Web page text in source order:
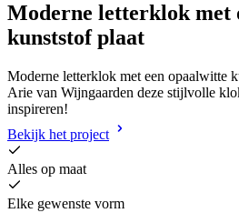
Moderne letterklok met
kunststof plaat
Moderne letterklok met een opaalwitte
Arie van Wijngaarden deze stijlvolle
inspireren!
Bekijk het project
Alles op maat
Elke gewenste vorm